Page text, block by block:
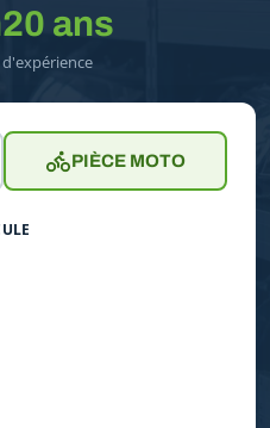
20 ans
d'expérience
PIÈCE MOTO